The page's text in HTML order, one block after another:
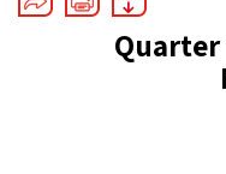
Quarter